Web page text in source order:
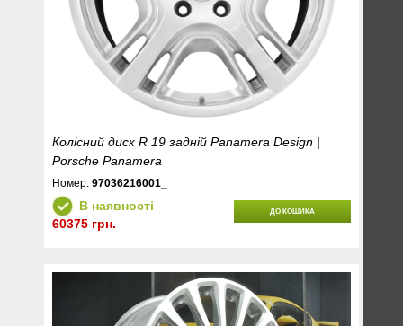
Колісний диск R 19 задній Panamera Design |
Porsche Panamera
Номер:97036216001_
В наявності
60375 грн.
ДО КОШИКА